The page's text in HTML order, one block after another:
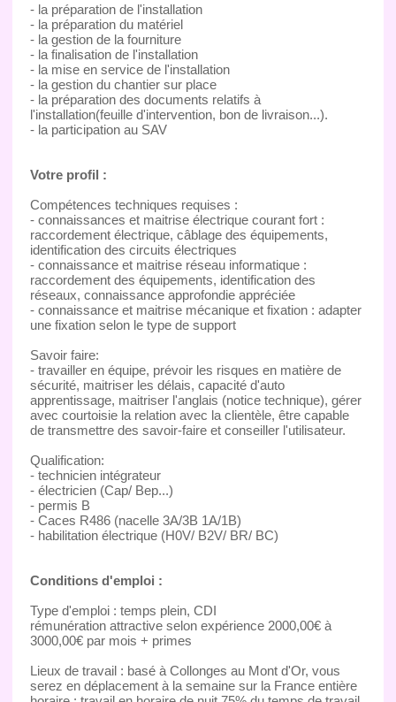
- la préparation de l'installation
- la préparation du matériel
- la gestion de la fourniture
- la finalisation de l'installation
- la mise en service de l'installation
- la gestion du chantier sur place
- la préparation des documents relatifs à
l'installation(feuille d'intervention, bon de livraison...).
- la participation au SAV
Votre profil :
Compétences techniques requises :
- connaissances et maitrise électrique courant fort :
raccordement électrique, câblage des équipements,
identification des circuits électriques
- connaissance et maitrise réseau informatique :
raccordement des équipements, identification des
réseaux, connaissance approfondie appréciée
- connaissance et maitrise mécanique et fixation : adapter
une fixation selon le type de support
Savoir faire:
- travailler en équipe, prévoir les risques en matière de
sécurité, maitriser les délais, capacité d'auto
apprentissage, maitriser l'anglais (notice technique), gérer
avec courtoisie la relation avec la clientèle, être capable
de transmettre des savoir-faire et conseiller l'utilisateur.
Qualification:
- technicien intégrateur
- électricien (Cap/ Bep...)
- permis B
- Caces R486 (nacelle 3A/3B 1A/1B)
- habilitation électrique (H0V/ B2V/ BR/ BC)
Conditions d'emploi :
Type d'emploi : temps plein, CDI
rémunération attractive selon expérience 2000,00€ à
3000,00€ par mois + primes
Lieux de travail : basé à Collonges au Mont d'Or, vous
serez en déplacement à la semaine sur la France entière